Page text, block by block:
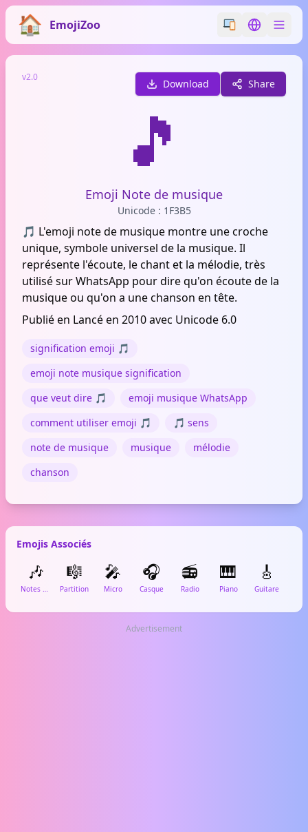
EmojiZoo Switch emoji
Switch
v2.0
Download Share
🎵
Emoji Note de musique
Unicode : 1F3B5
🎵 L'emoji note de musique montre une croche
unique, symbole universel de la musique. Il
représente l'écoute, le chant et la mélodie, très
utilisé sur WhatsApp pour dire qu'on écoute de la
musique ou qu'on a une chanson en tête.
Publié en Lancé en 2010 avec Unicode 6.0
signification emoji 🎵
emoji note musique signification
que veut dire 🎵
emoji musique WhatsApp
comment utiliser emoji 🎵
🎵 sens
note de musique
musique
mélodie
chanson
Emojis Associés
🎶
Notes musique
🎼
Partition
🎤
Micro
🎧
Casque
📻
Radio
🎹
Piano
🎸
Guitare
Advertisement